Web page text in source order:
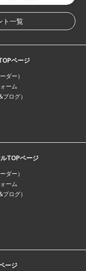
ト一覧
ページ
ダー）
ーム
ログ）
TOPページ
ダー）
ーム
ログ）
ージ